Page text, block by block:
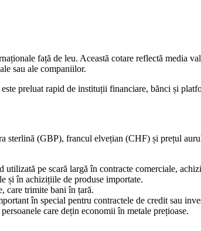
față de leu. Această cotare reflectă media
sau ale companiilor.
preluat rapid de instituții financiare, bănci și
(GBP), francul elvețian (CHF) și prețul
pe scară largă în contracte comerciale,
și în achizițiile de produse importate.
care trimite bani în țară.
în special pentru contractele de credit sau
care dețin economii în metale prețioase.